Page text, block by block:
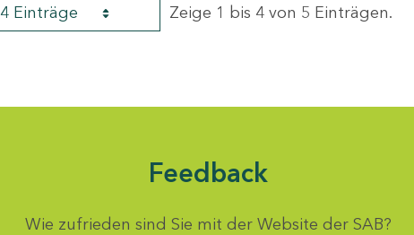
4 Einträge Zeige 1 bis 4 von 5 Einträgen.
Feedback
Wie zufrieden sind Sie mit der Website der SAB?